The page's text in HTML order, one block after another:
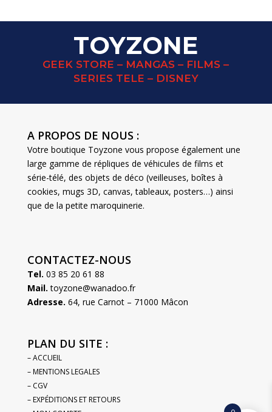
TOYZONE
GEEK STORE – MANGAS – FILMS –
SERIES TELE – DISNEY
A PROPOS DE NOUS :
Votre boutique Toyzone vous propose également une
large gamme de répliques de véhicules de films et
série-télé, des objets de déco (veilleuses, boîtes à
cookies, mugs 3D, canvas, tableaux, posters…) ainsi
que de la petite maroquinerie.
CONTACTEZ-NOUS
Tel. 03 85 20 61 88
Mail. toyzone@wanadoo.fr
Adresse. 64, rue Carnot – 71000 Mâcon
PLAN DU SITE :
– ACCUEIL
– MENTIONS LEGALES
– CGV
– EXPÉDITIONS ET RETOURS